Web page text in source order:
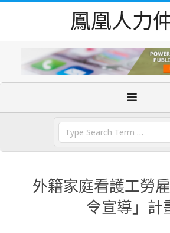
鳳凰人力
外籍家庭看護工勞
令宣導」計